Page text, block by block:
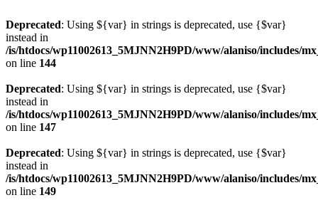
Deprecated: Using ${var} in strings is deprecated, use {$var}
instead in
/is/htdocs/wp11002613_5MJNN2H9PD/www/alaniso/includes/
on line 144
Deprecated: Using ${var} in strings is deprecated, use {$var}
instead in
/is/htdocs/wp11002613_5MJNN2H9PD/www/alaniso/includes/
on line 147
Deprecated: Using ${var} in strings is deprecated, use {$var}
instead in
/is/htdocs/wp11002613_5MJNN2H9PD/www/alaniso/includes/
on line 149